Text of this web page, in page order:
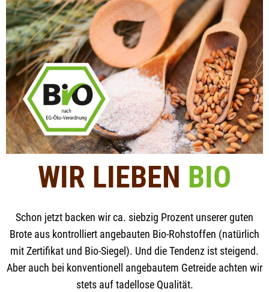
WIR LIEBEN BIO
Schon jetzt backen wir ca. siebzig Prozent unserer guten
Brote aus kontrolliert angebauten Bio-Rohstoffen (natürlich
mit Zertifikat und Bio-Siegel). Und die Tendenz ist steigend.
Aber auch bei konventionell angebautem Getreide achten wir
stets auf tadellose Qualität.